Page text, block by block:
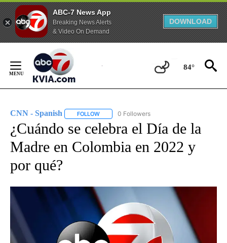
ABC-7 News App
Breaking News Alerts
& Video On Demand
DOWNLOAD
Content
84°
CNN - Spanish FOLLOW FOLLOW "CNN - SPANISH" TO RECEIVE
0 Followers
¿Cuándo se celebra el Día de la
Madre en Colombia en 2022 y
por qué?